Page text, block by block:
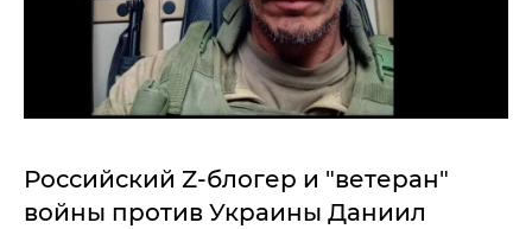
Российский Z-блогер и "ветеран"
войны против Украины Даниил